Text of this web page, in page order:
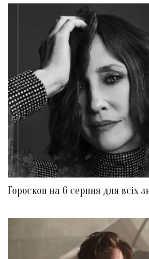
Гороскоп на 6 серпня для всіх